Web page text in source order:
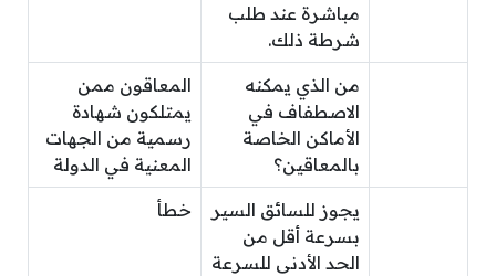
مباشرة عند طلب
شرطة ذلك.
من الذي يمكنه
الاصطفاف في
الأماكن الخاصة
بالمعاقين؟
المعاقون ممن
يمتلكون شهادة
رسمية من الجهات
المعنية في الدولة
يجوز للسائق السير
بسرعة أقل من
الحد الأدنى للسرعة
خطأ